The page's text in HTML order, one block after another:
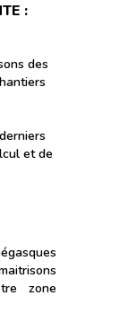
:
des
et de
zone